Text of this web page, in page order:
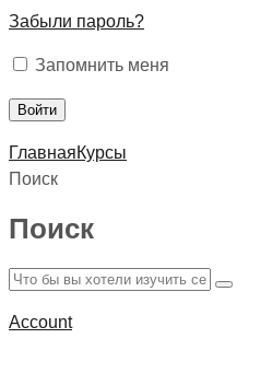
Забыли пароль?
Запомнить меня
ГлавнаяКурсы
Поиск
Поиск
Account